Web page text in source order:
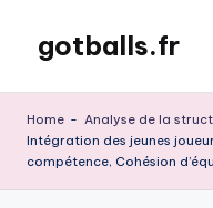
content
gotballs.fr
Home - Analyse de la
Intégration des jeunes
compétence, Cohésion